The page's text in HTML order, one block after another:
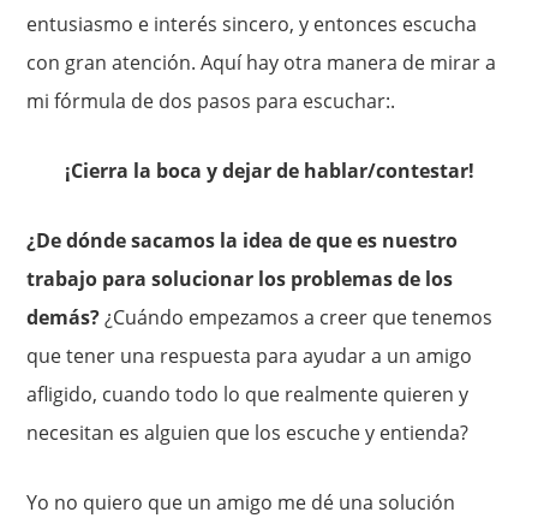
entusiasmo e interés sincero, y entonces escucha
con gran atención. Aquí hay otra manera de mirar a
mi fórmula de dos pasos para escuchar:.
¡Cierra la boca y dejar de hablar/contestar!
¿De dónde sacamos la idea de que es nuestro
trabajo para solucionar los problemas de los
demás?¿Cuándo empezamos a creer que tenemos
que tener una respuesta para ayudar a un amigo
afligido, cuando todo lo que realmente quieren y
necesitan es alguien que los escuche y entienda?
Yo no quiero que un amigo me dé una solución